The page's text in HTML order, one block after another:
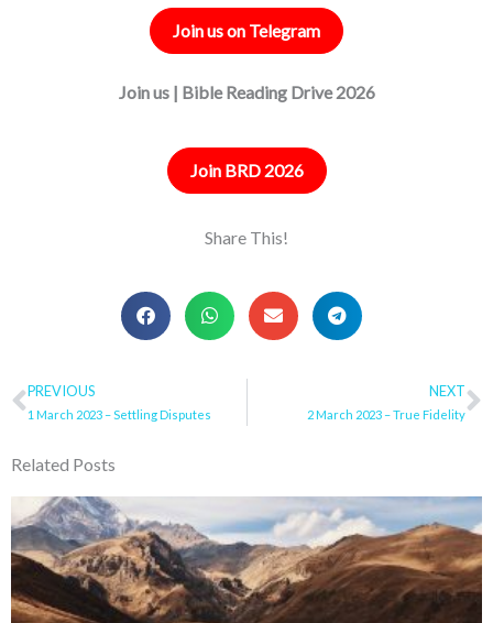
Join us on Telegram
Join us | Bible Reading Drive 2026
Join BRD 2026
Share This!
Prev
PREVIOUS
1 March 2023 – Settling Disputes
NEXT
2 March 2023 – True Fidelity
Related Posts
PagePagePage